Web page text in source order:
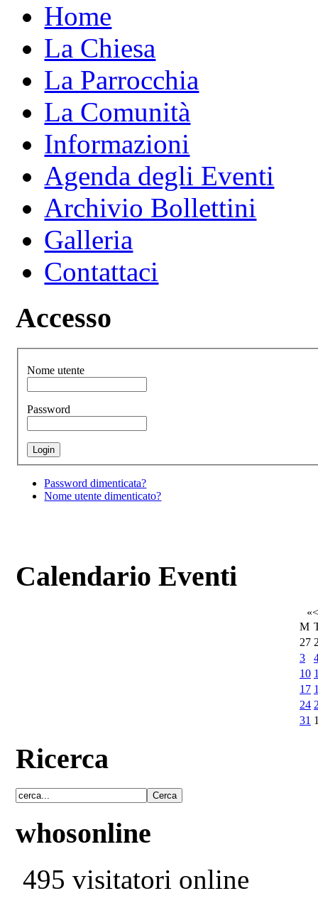
Home
La Chiesa
La Parrocchia
La Comunità
Informazioni
Agenda degli Eventi
Archivio Bollettini
Galleria
Contattaci
Accesso
Nome utente
Password
Password dimenticata?
Nome utente dimenticato?
Calendario Eventi
«<
M
27
3
10
17
24
31
Ricerca
whosonline
495 visitatori online